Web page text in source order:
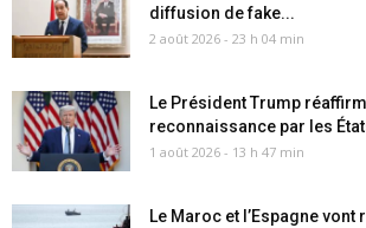
diffusion de fake...
2 août 2026 - 23 h 04 min
Le Président Trump
reconnaissance par les
1 août 2026 - 13 h 47 min
Le Maroc et l’Espagne